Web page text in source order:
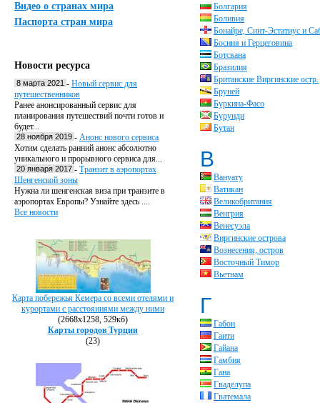
Видео о странах мира
Паспорта стран мира
Новости ресурса
8 марта 2021 - Новый сервис для
путешественников
Ранее анонсированный сервис для
планирования путешествий почти готов и
будет...
28 ноября 2019 - Анонс нового сервиса
Хотим сделать ранний анонс абсолютно
уникального и прорывного сервиса для...
20 января 2017 - Транзит в аэропортах
Шенгенской зоны
Нужна ли шенгенская виза при транзите в
аэропортах Европы? Узнайте здесь ....
Все новости
Карта побережья Кемера со всеми отелями и
курортами с расстояниями между ними
(2668х1258, 529кб)
Карты городов Турции
(23)
Болгария
Боливия
Бонайре, Синт-Эстатиус и
Босния и Герцеговина
Ботсвана
Бразилия
Британские Виргинские остр.
Бруней
Буркина-Фасо
Бурунди
Бутан
В
Вануату
Ватикан
Великобритания
Венгрия
Венесуэла
Виргинские острова
Вознесения, остров
Восточный Тимор
Вьетнам
Г
Габон
Гаити
Гайана
Гамбия
Гана
Гваделупа
Гватемала